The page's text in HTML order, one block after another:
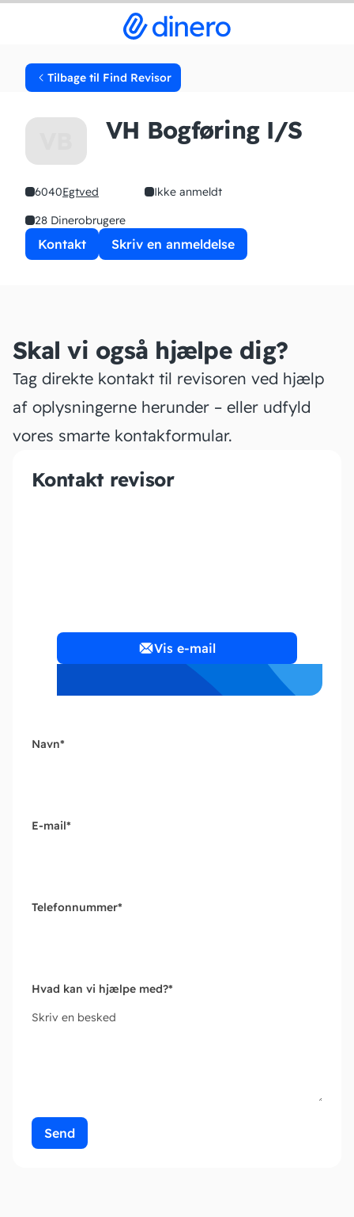
Tilbage til Find Revisor
VH Bogføring I/S
6040Egtved
Ikke anmeldt
28 Dinerobrugere
Kontakt Skriv en anmeldelse
Skal vi også hjælpe dig?
Tag direkte kontakt til revisoren ved hjælp
af oplysningerne herunder – eller udfyld
vores smarte kontakformular.
Kontakt revisor
Vis e-mail
Navn*
E-mail*
Telefonnummer*
Hvad kan vi hjælpe med?*
Skriv en besked
Send